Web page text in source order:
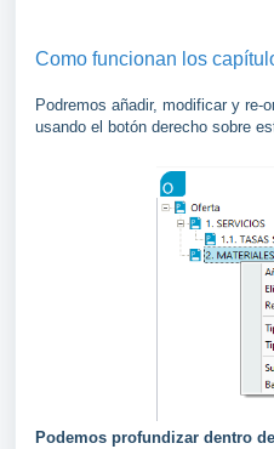
Como funcionan los
Podremos añadir, modificar y re-
usando el botón derecho sobre
Podemos profundizar dentro